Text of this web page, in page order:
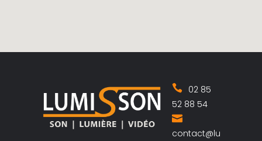
02 85
52 88 54
contact@lu